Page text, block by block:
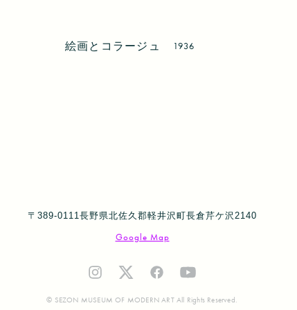
絵画とコラージュ 1936
〒389-0111長野県北佐久郡軽井沢町長倉芹ケ沢2140
Google Map
© SEZON MUSEUM OF MODERN ART All Rights Reserved.